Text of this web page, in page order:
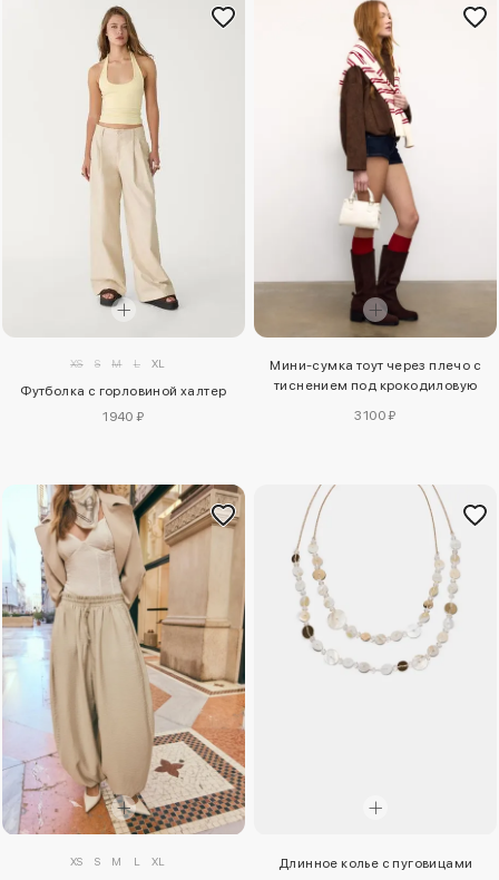
XS S M L XL
Футболка с горловиной халтер
1940 ₽
Мини-сумка тоут через плечо с
тиснением под крокодиловую
3100 ₽
XS S M L XL Длинное колье с пуговицами